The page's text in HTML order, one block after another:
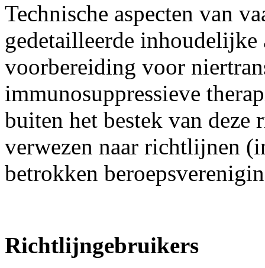
Technische aspecten van
gedetailleerde inhoudelijke
voorbereiding voor
immunosuppressieve
buiten het bestek van
verwezen naar richtlijnen
betrokken
Richtlijngebruikers